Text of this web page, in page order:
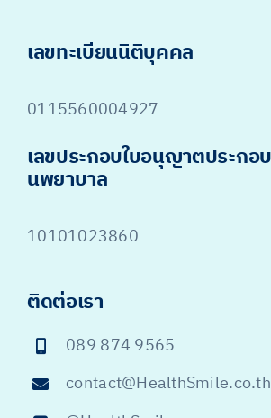
เลขทะเบียนนิติบุคคล
0115560004927
เลขประกอบใบอนุญาตประกอ
นพยาบาล
10101023860
ติดต่อเรา
089 874 9565
contact@HealthSmile.co.th